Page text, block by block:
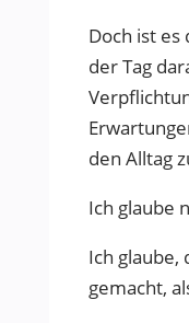
Doch ist es
der Tag
den Alltag
Ich glaube
Ich
gemacht,